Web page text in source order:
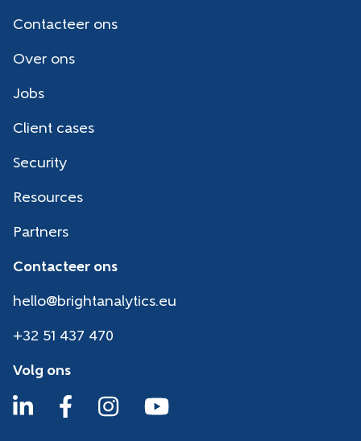
Contacteer ons
Over ons
Jobs
Client cases
Security
Resources
Partners
Contacteer ons
hello@brightanalytics.eu
+32 51 437 470
Volg ons